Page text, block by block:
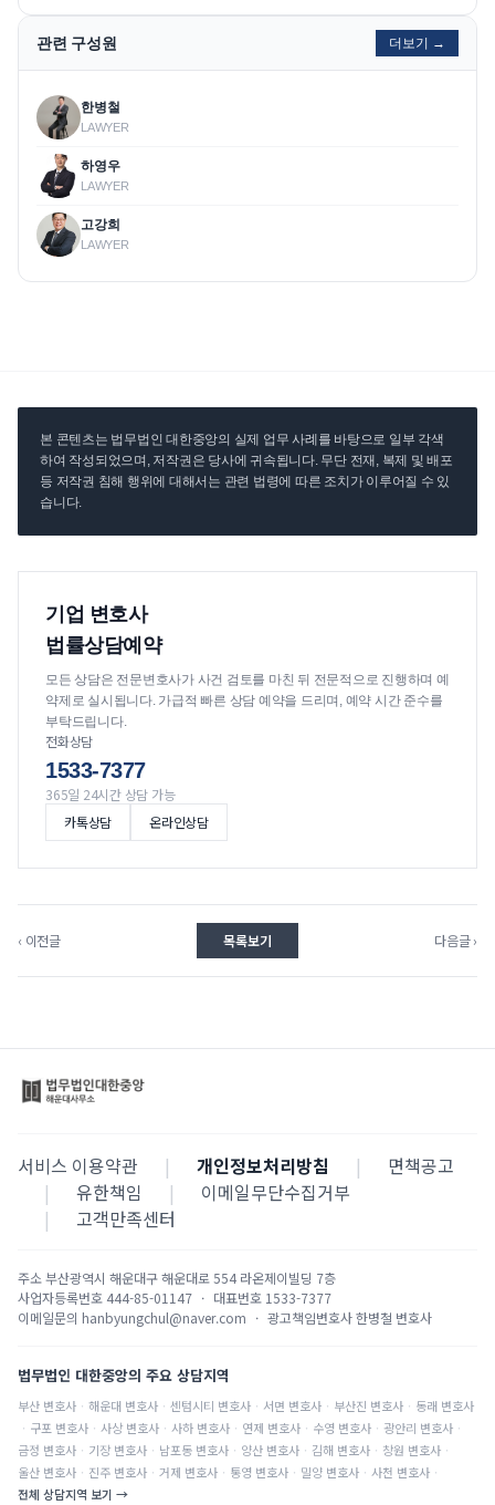
관련 구성원 더보기 →
한병철
LAWYER
하영우
LAWYER
고강희
LAWYER
본 콘텐츠는 법무법인 대한중앙의 실제 업무 사례를 바탕으로 일부 각색
하여 작성되었으며, 저작권은 당사에 귀속됩니다. 무단 전재, 복제 및 배포
등 저작권 침해 행위에 대해서는 관련 법령에 따른 조치가 이루어질 수 있
습니다.
기업 변호사
법률상담예약
모든 상담은 전문변호사가 사건 검토를 마친 뒤 전문적으로 진행하며 예
약제로 실시됩니다. 가급적 빠른 상담 예약을 드리며, 예약 시간 준수를
부탁드립니다.
전화상담
1533-7377
365일 24시간 상담 가능
카톡상담
온라인상담
‹ 이전글 목록보기 다음글 ›
서비스 이용약관 | 개인정보처리방침 |
면책공고
|
유한책임 |
이메일무단수집거부
|
고객만족센터
주소부산광역시 해운대구 해운대로 554 라온제이빌딩 7층
사업자등록번호 444-85-01147 · 대표번호 1533-7377
이메일문의 hanbyungchul@naver.com · 광고책임변호사한병철 변호사
법무법인 대한중앙의 주요 상담지역
부산 변호사 · 해운대 변호사 · 센텀시티 변호사 · 서면 변호사 · 부산진 변호사 · 동래 변호사
· 구포 변호사 · 사상 변호사 · 사하 변호사 · 연제 변호사 · 수영 변호사 · 광안리 변호사 ·
금정 변호사 · 기장 변호사 · 남포동 변호사 · 양산 변호사 · 김해 변호사 · 창원 변호사 ·
울산 변호사 · 진주 변호사 · 거제 변호사 · 통영 변호사 · 밀양 변호사 · 사천 변호사 ·
전체 상담지역 보기 →